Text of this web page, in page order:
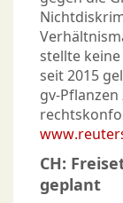
stellte
seit 2015
CH:
geplant